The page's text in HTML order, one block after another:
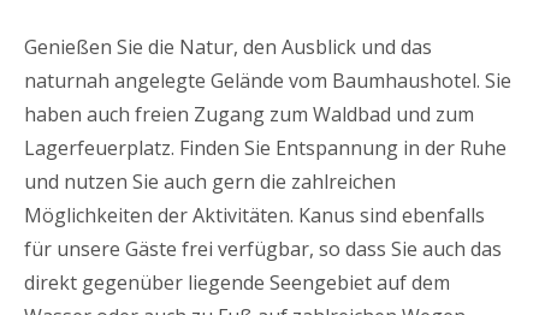
Genießen Sie die Natur, den Ausblick und das
naturnah angelegte Gelände vom Baumhaushotel. Sie
haben auch freien Zugang zum Waldbad und zum
Lagerfeuerplatz. Finden Sie Entspannung in der Ruhe
und nutzen Sie auch gern die zahlreichen
Möglichkeiten der Aktivitäten. Kanus sind ebenfalls
für unsere Gäste frei verfügbar, so dass Sie auch das
direkt gegenüber liegende Seengebiet auf dem